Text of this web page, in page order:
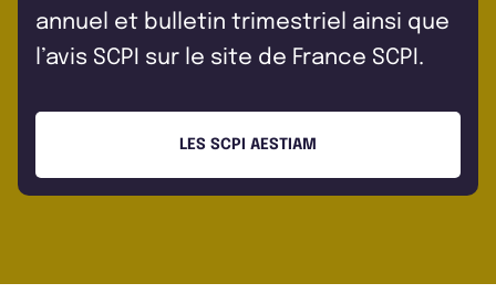
annuel et bulletin trimestriel ainsi que
l’avis SCPI sur le site de France SCPI.
LES SCPI AESTIAM